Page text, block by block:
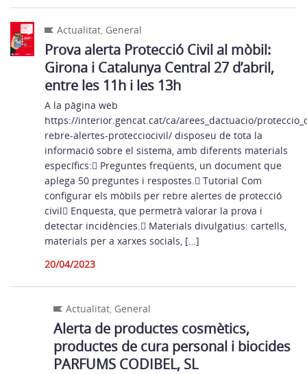
Actualitat, General
Prova alerta Protecció Civil al mòbil:
Girona i Catalunya Central 27 d’abril,
entre les 11h i les 13h
A la pàgina web
https://interior.gencat.cat/ca/arees_dactuacio/
rebre-alertes-protecciocivil/ disposeu de tota la
informació sobre el sistema, amb diferents materials
específics: Preguntes freqüents, un document que
aplega 50 preguntes i respostes. Tutorial Com
configurar els mòbils per rebre alertes de protecció
civil Enquesta, que permetrà valorar la prova i
detectar incidències. Materials divulgatius: cartells,
materials per a xarxes socials, […]
20/04/2023
Actualitat, General
Alerta de productes cosmètics,
productes de cura personal i biocides
PARFUMS CODIBEL, SL